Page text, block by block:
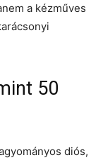
a kézműves
50
diós,